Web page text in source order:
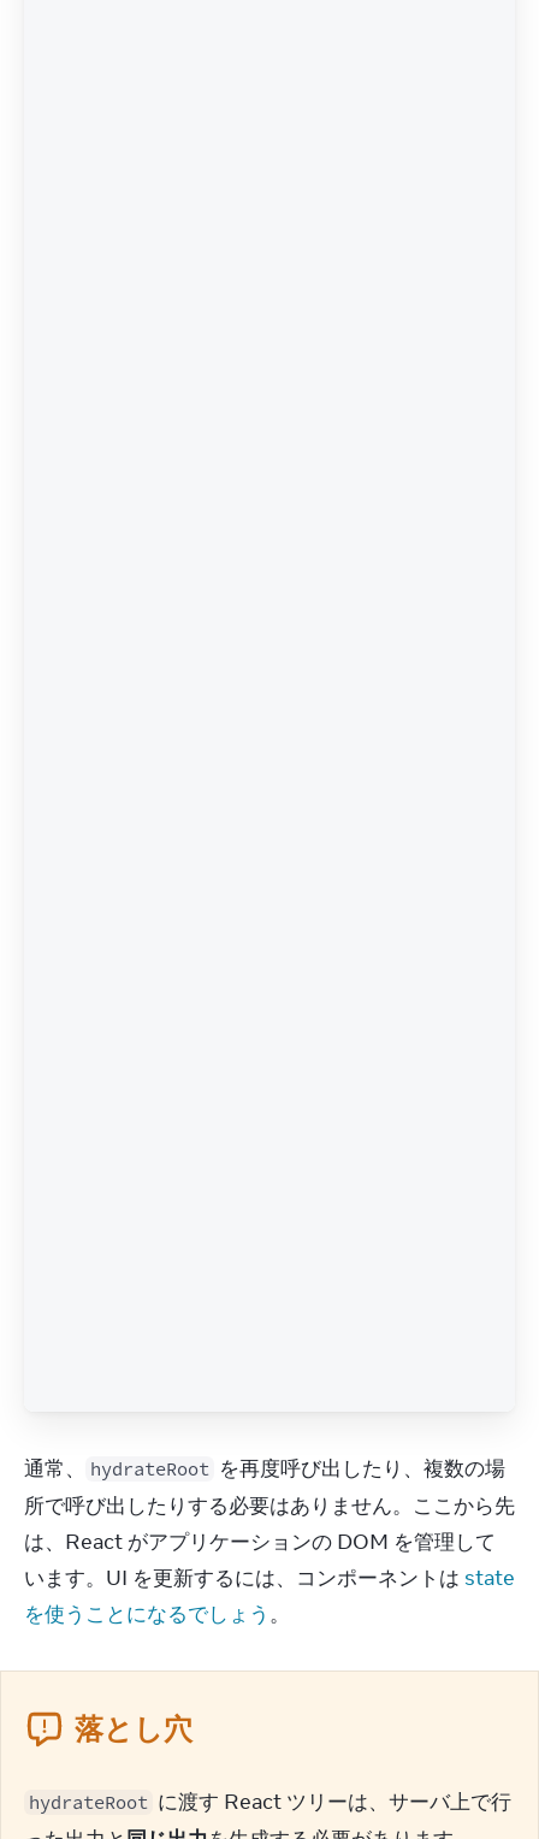
通常、 hydrateRoot を再度呼び出したり、複数の場
所で呼び出したりする必要はありません。ここから先
は、React がアプリケーションの DOM を管理して
います。UI を更新するには、コンポーネントは state
を使うことになるでしょう 。
落とし穴
hydrateRoot に渡す React ツリーは、サーバ上で行